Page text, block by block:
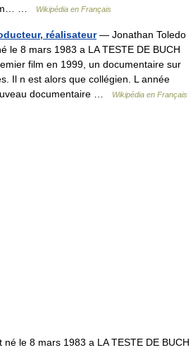
…
Wikipédia en Français
réalisateur— Jonathan Toledo
le 8 mars 1983 a LA TESTE DE BUCH
film en 1999, un documentaire sur
Il n est alors que collégien. L année
documentaire …
Wikipédia en Français
le 8 mars 1983 a LA TESTE DE BUCH